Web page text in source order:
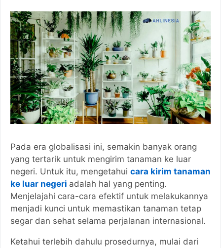
Pada era globalisasi ini, semakin banyak orang
yang tertarik untuk mengirim tanaman ke luar
negeri. Untuk itu, mengetahui cara kirim tanaman
ke luar negeri adalah hal yang penting.
Menjelajahi cara-cara efektif untuk melakukannya
menjadi kunci untuk memastikan tanaman tetap
segar dan sehat selama perjalanan internasional.
Ketahui terlebih dahulu prosedurnya, mulai dari